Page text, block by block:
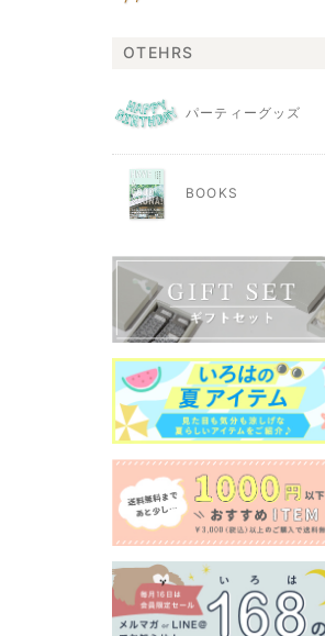
OTEHRS
パーティーグッズ
BOOKS